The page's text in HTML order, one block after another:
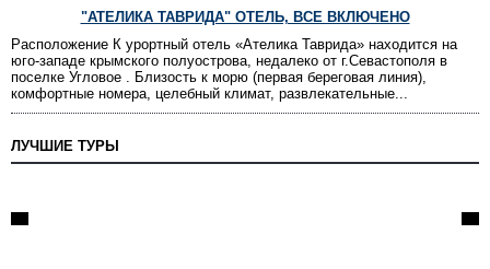
"АТЕЛИКА ТАВРИДА" ОТЕЛЬ, ВСЕ ВКЛЮЧЕНО
Расположение К урортный отель «Ателика Таврида» находится на
юго-западе крымского полуострова, недалеко от г.Севастополя в
поселке Угловое . Близость к морю (первая береговая линия),
комфортные номера, целебный климат, развлекательные...
ЛУЧШИЕ ТУРЫ